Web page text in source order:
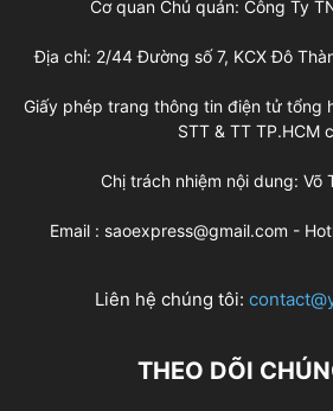
Cơ quan Chủ quản: Công Ty
Địa chỉ: 2/44 Đường số 7, KCX Đô
Giấy phép trang thông tin điện tử tổng
STT & TT TP.HCM
Chị trách nhiệm nội dung: Võ
Email : saoexpress@gmail.com -
Liên hệ chúng tôi:
THEO DÕI